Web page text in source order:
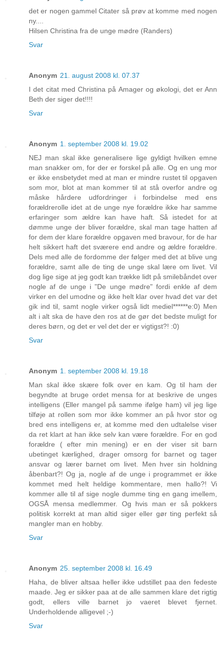
det er nogen gammel Citater så prøv at komme med nogen
ny....
Hilsen Christina fra de unge mødre (Randers)
Svar
Anonym 21. august 2008 kl. 07.37
I det citat med Christina på Amager og økologi, det er Ann
Beth der siger det!!!!
Svar
Anonym 1. september 2008 kl. 19.02
NEJ man skal ikke generalisere lige gyldigt hvilken emne
man snakker om, for der er forskel på alle. Og en ung mor
er ikke ensbetydet med at man er mindre rustet til opgaven
som mor, blot at man kommer til at stå overfor andre og
måske hårdere udfordringer i forbindelse med ens
forældrerolle idet at de unge nye forældre ikke har samme
erfaringer som ældre kan have haft. Så istedet for at
dømme unge der bliver forældre, skal man tage hatten af
for dem der klare forældre opgaven med bravour, for de har
helt sikkert haft det sværere end andre og ældre forældre.
Dels med alle de fordomme der følger med det at blive ung
forældre, samt alle de ting de unge skal lære om livet. Vil
dog lige sige at jeg godt kan trække lidt på smilebåndet over
nogle af de unge i "De unge mødre" fordi enkle af dem
virker en del umodne og ikke helt klar over hvad det var det
gik ind til, samt nogle virker også lidt mediel******e:0) Men
alt i alt ska de have den ros at de gør det bedste muligt for
deres børn, og det er vel det der er vigtigst?! :0)
Svar
Anonym 1. september 2008 kl. 19.18
Man skal ikke skære folk over en kam. Og til ham der
begyndte at bruge ordet mensa for at beskrive de unges
intelligens (Eller mangel på samme ifølge ham) vil jeg lige
tilføje at rollen som mor ikke kommer an på hvor stor og
bred ens intelligens er, at komme med den udtalelse viser
da ret klart at han ikke selv kan være forældre. For en god
forældre ( efter min mening) er en der viser sit barn
ubetinget kærlighed, drager omsorg for barnet og tager
ansvar og lærer barnet om livet. Men hver sin holdning
åbenbart?! Og ja, nogle af de unge i programmet er ikke
kommet med helt heldige kommentare, men hallo?! Vi
kommer alle til af sige nogle dumme ting en gang imellem,
OGSÅ mensa medlemmer. Og hvis man er så pokkers
politisk korrekt at man altid siger eller gør ting perfekt så
mangler man en hobby.
Svar
Anonym 25. september 2008 kl. 16.49
Haha, de bliver altsaa heller ikke udstillet paa den fedeste
maade. Jeg er sikker paa at de alle sammen klare det rigtig
godt, ellers ville barnet jo vaeret blevet fjernet.
Underholdende alligevel ;-)
Svar